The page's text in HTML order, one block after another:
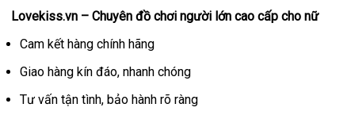
Lovekiss.vn – Chuyên đồ chơi người lớn cao cấp cho nữ
Cam kết hàng chính hãng
Giao hàng kín đáoĐài
Loan
, nhanh chóng
Tư vấn tận tìnhđịa
, bảo hành rõ ràng